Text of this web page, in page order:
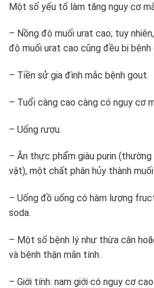
Một số yếu tố làm tăng nguy cơ
– Nồng độ muối urat cao; tuy
độ muối urat cao cũng đều bị bệnh
– Tiền sử gia đình mắc bệnh gout.
– Tuổi càng cao càng có nguy cơ
– Uống rượu.
– Ăn thực phẩm giàu purin
vật), một chất phân hủy thành
– Uống đồ uống có hàm lượng
soda.
– Một số bệnh lý như thừa cân
và bệnh thận mãn tính.
– Giới tính: nam giới có nguy cơ